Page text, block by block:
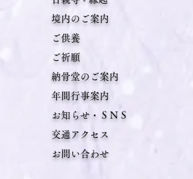
​境内のご案内
ご供養
​ご祈願
納骨堂のご案内
年間行事案内
お知らせ・ＳＮＳ
交通アクセス
​お問い合わせ